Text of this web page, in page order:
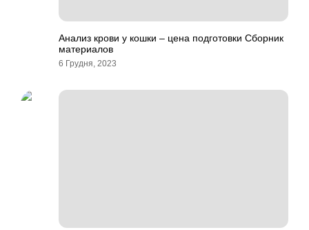
Анализ крови у кошки – цена подготовки Сборник
материалов
6 Грудня, 2023